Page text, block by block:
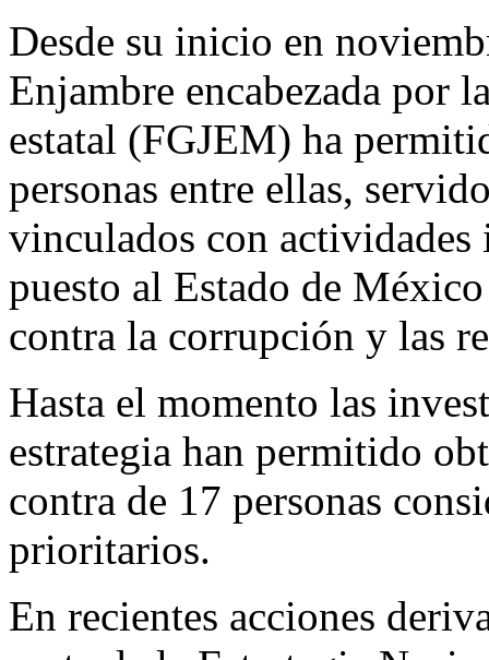
Desde su inicio en
Enjambre encabezada por
estatal (FGJEM) ha
personas entre ellas,
vinculados con
puesto al Estado de
contra la corrupción y las
Hasta el momento las
estrategia han permitido
contra de 17 personas
prioritarios.
En recientes acciones